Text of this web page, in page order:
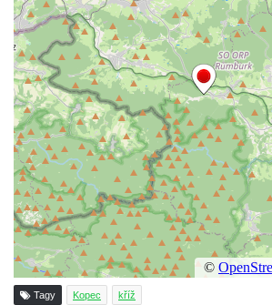
Boží muka svatého Floriána v Mezné
Neugebauerův kříž východně od Sloupu v
Čechách
Kříž u kostela Zvěstování Panny Marie v
Duchcově
Údajný kříž před kostelem svatých Petra a
Pavla v Jeníkově
Kříž na návsi v Jeníkově
Kříž na křižovatce v Teplické ulici v Lahošti
Kříž U Pěti lip na pastvině severovýchodně
od Mikulášovic
Kříž na rozcestí u domu čp. 123 v
Tagy Kopec kříž